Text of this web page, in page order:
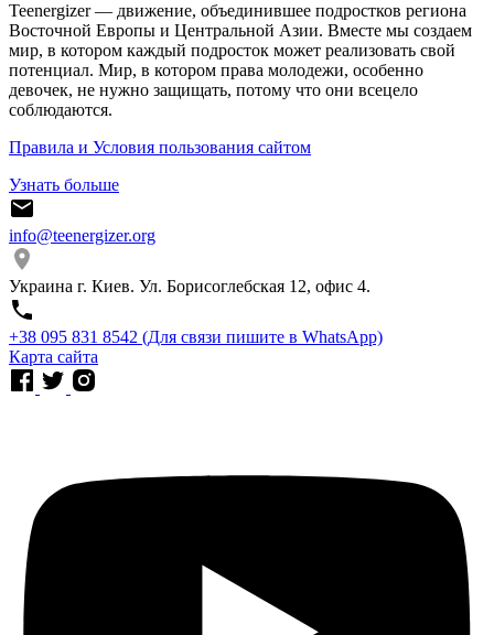
Teenergizer — движение, объединившее подростков региона
Восточной Европы и Центральной Азии. Вместе мы создаем
мир, в котором каждый подросток может реализовать свой
потенциал. Мир, в котором права молодежи, особенно
девочек, не нужно защищать, потому что они всецело
соблюдаются.
Правила и Условия пользования сайтом
Узнать больше
info@teenergizer.org
Украина г. Киев. Ул. Борисоглебская 12, офис 4.
⁨+38 095 831 8542⁩ (Для связи пишите в WhatsApp)
Карта сайта